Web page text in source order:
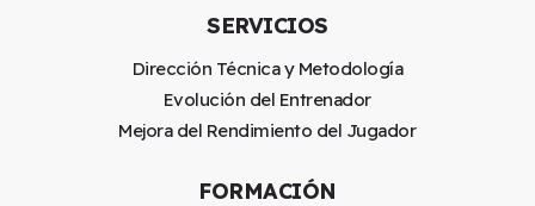
SERVICIOS
Dirección Técnica y Metodología
Evolución del Entrenador
Mejora del Rendimiento del Jugador
FORMACIÓN